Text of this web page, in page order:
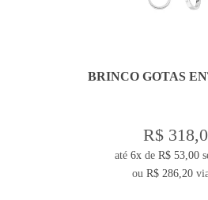
BRINCO GOTAS
R$
até 6xde R$ 53,00
ou R$ 286,20